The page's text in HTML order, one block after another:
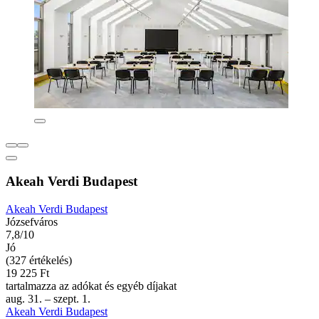
Akeah Verdi Budapest
Akeah Verdi Budapest
Józsefváros
7,8/10
Jó
(327 értékelés)
19 225 Ft
tartalmazza az adókat és egyéb díjakat
aug. 31. – szept. 1.
Akeah Verdi Budapest